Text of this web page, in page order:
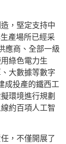
，堅定支持中
產場所已經采
應商、全部一級
綠色電力生
大數據等數字
成投產的鐵西工
環境進行規劃
約百項人工智
，不僅開展了